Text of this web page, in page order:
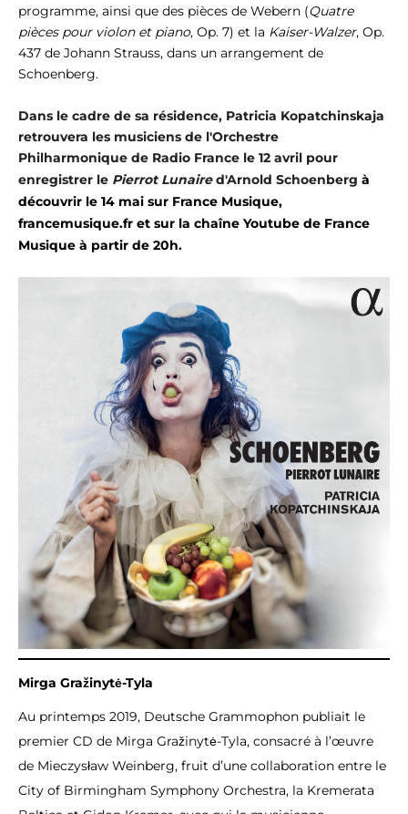
programme, ainsi que des pièces de Webern (Quatre
pièces pour violon et piano, Op. 7) et la Kaiser-Walzer, Op.
437 de Johann Strauss, dans un arrangement de
Schoenberg.
Dans le cadre de sa résidence, Patricia Kopatchinskaja
retrouvera les musiciens de l'Orchestre
Philharmonique de Radio France le 12 avril pour
enregistrer le Pierrot Lunaired'Arnold Schoenberg à
découvrir le 14 mai sur France Musique,
francemusique.fr et sur la chaîne Youtube de France
Musique à partir de 20h.
Mirga Gražinytė-Tyla
Au printemps 2019, Deutsche Grammophon publiait le
premier CD de Mirga Gražinytė-Tyla, consacré à l’œuvre
de Mieczysław Weinberg, fruit d’une collaboration entre le
City of Birmingham Symphony Orchestra, la Kremerata